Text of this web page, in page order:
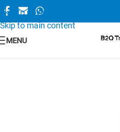
Skip to navigation
Skip to main content
MENU